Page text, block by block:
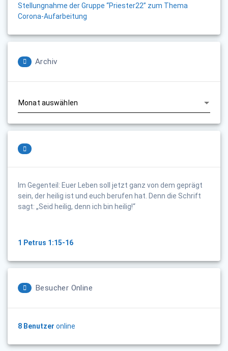
Stellungnahme der Gruppe “Priester22” zum Thema
Corona-Aufarbeitung
Archiv
Im Gegenteil: Euer Leben soll jetzt ganz von dem geprägt
sein, der heilig ist und euch berufen hat. Denn die Schrift
sagt: „Seid heilig, denn ich bin heilig!“
1 Petrus 1:15-16
Besucher Online
8 Benutzer online